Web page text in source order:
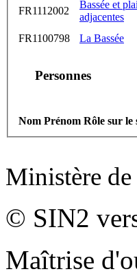
FR1112002
Bassée et
adjacentes
FR1100798
La Bassée
Personnes
Nom Prénom Rôle sur le
Ministère
© SIN2
Maîtrise